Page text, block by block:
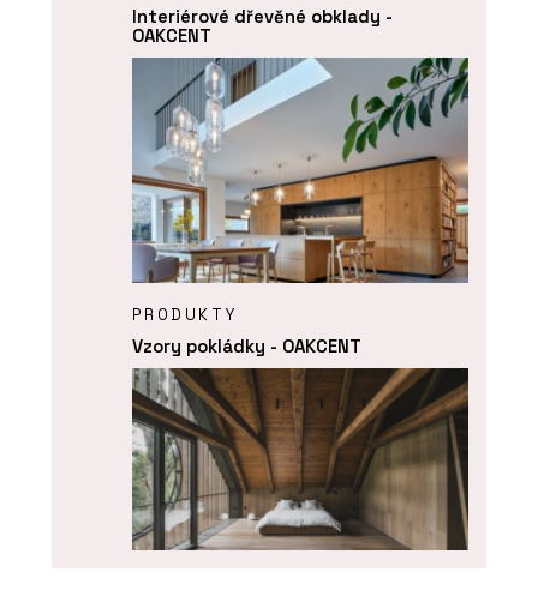
Interiérové dřevěné obklady -
OAKCENT
PRODUKTY
Vzory pokládky - OAKCENT